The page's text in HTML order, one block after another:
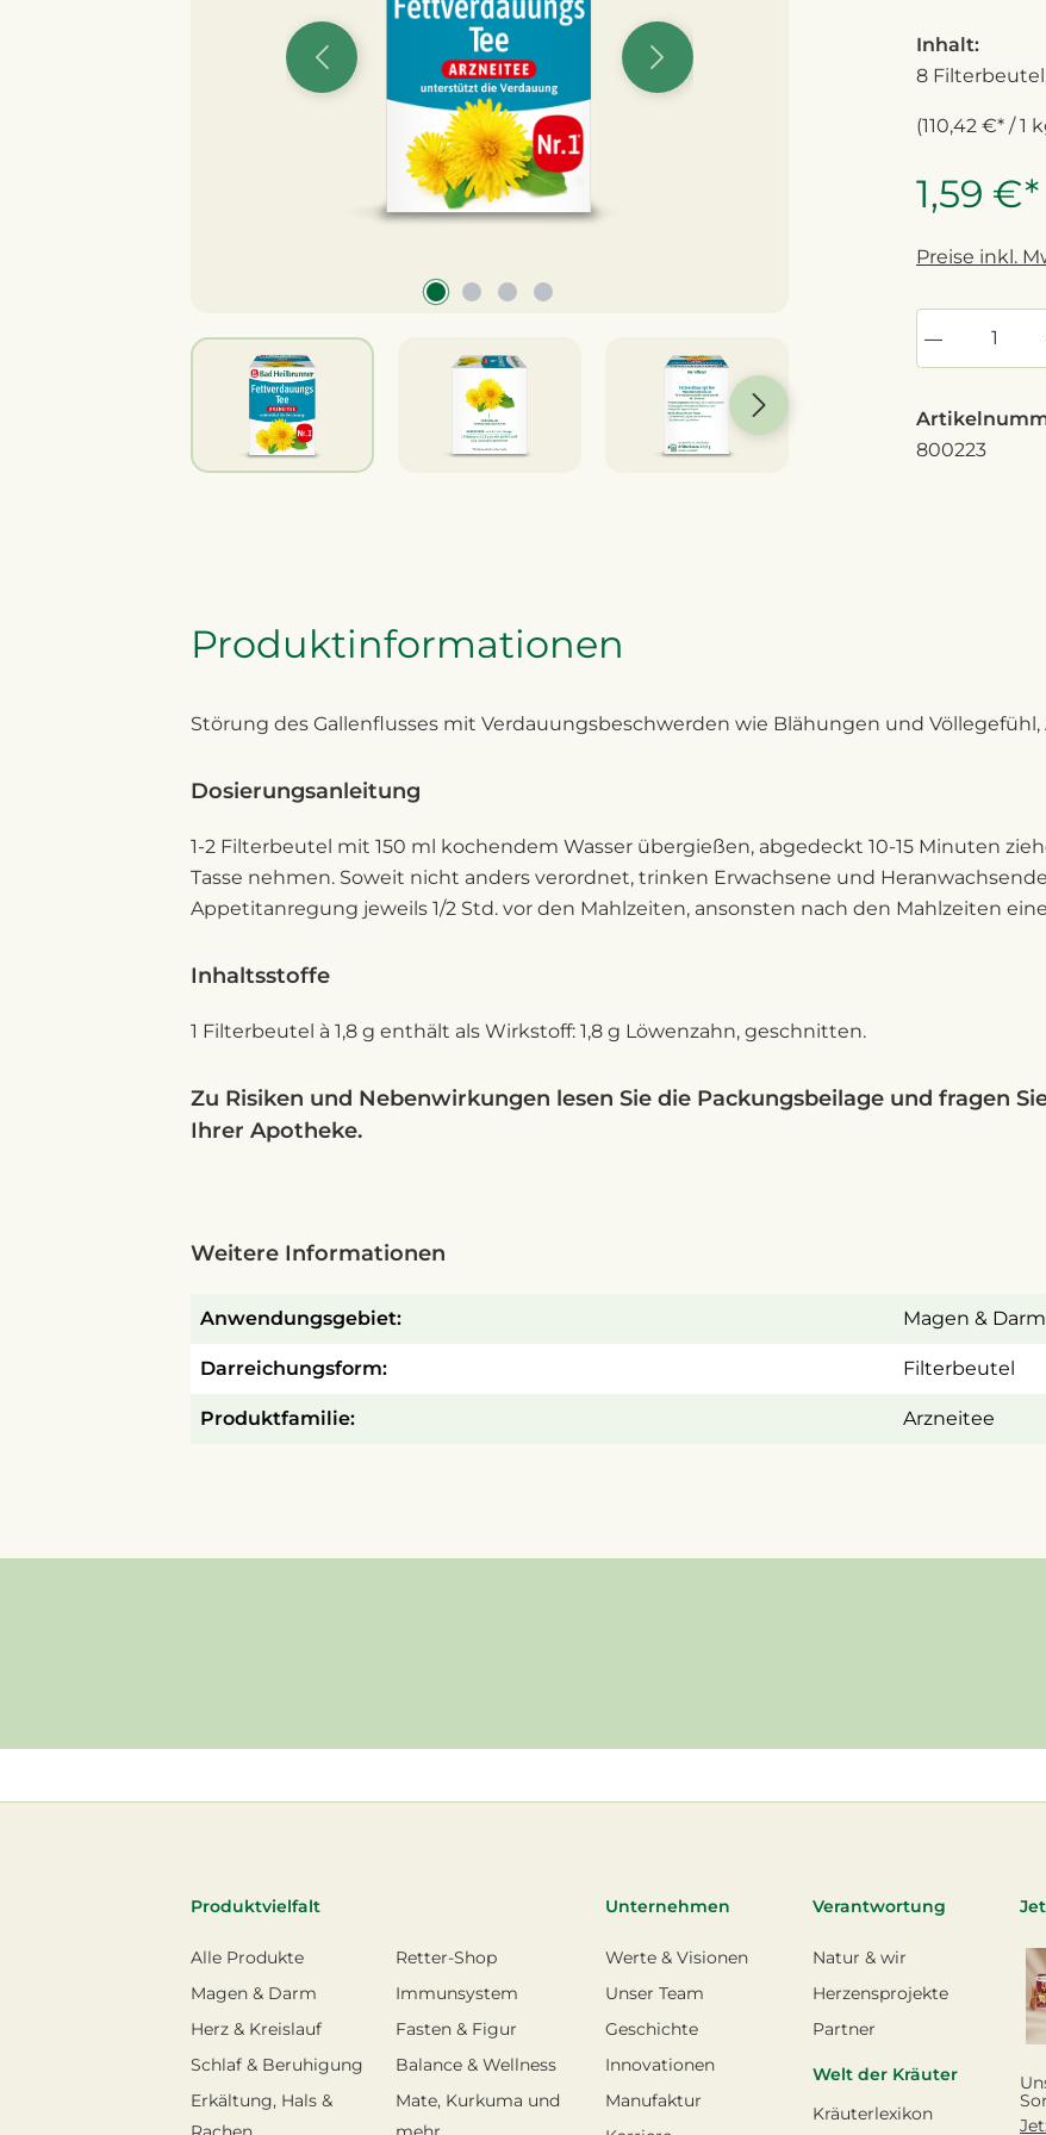
Inhalt:
8 Filterbeutel,
(110,42 €* / 1
1,59 €*
Preise inkl.
800223
Produktinformationen
Störung des Gallenflusses mit Verdauungsbeschwerden wie Blähungen und
Dosierungsanleitung
1-2 Filterbeutel mit 150 ml kochendem Wasser übergießen, abgedeckt 10-15 Minuten
Tasse nehmen. Soweit nicht anders verordnet, trinken Erwachsene und
Appetitanregung jeweils 1/2 Std. vor den Mahlzeiten, ansonsten nach den Mahlzeiten
Inhaltsstoffe
1 Filterbeutel à 1,8 g enthält als Wirkstoff: 1,8 g Löwenzahn, geschnitten.
Zu Risiken und Nebenwirkungen lesen Sie die Packungsbeilage und fragen
Ihrer Apotheke.
Weitere Informationen
Anwendungsgebiet: Magen & Darm
Darreichungsform: Filterbeutel
Produktfamilie: Arzneitee
Produktvielfalt
Alle Produkte
Magen & Darm
Herz & Kreislauf
Schlaf & Beruhigung
Erkältung, Hals &
Retter-Shop
Immunsystem
Fasten & Figur
Balance & Wellness
Mate, Kurkuma und
Unternehmen
Werte & Visionen
Unser Team
Geschichte
Innovationen
Manufaktur
Verantwortung
Natur & wir
Herzensprojekte
Partner
Welt der Kräuter
Kräuterlexikon